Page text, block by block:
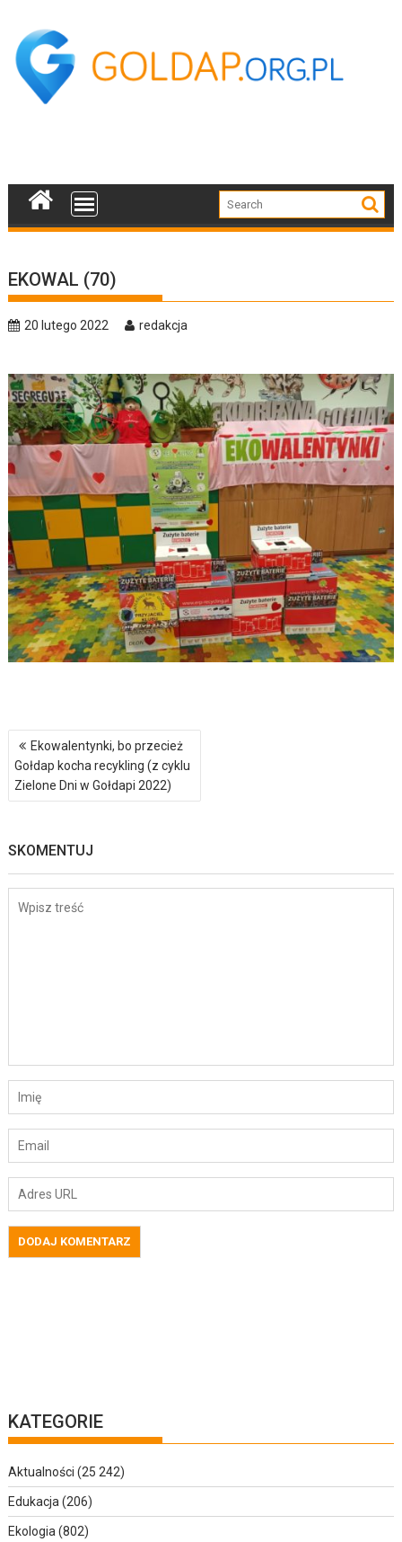
content
EKOWAL (70)
20 lutego 2022 redakcja
Nawigacja
wpisu
Ekowalentynki, bo przecież
Gołdap kocha recykling (z cyklu
Zielone Dni w Gołdapi 2022)
SKOMENTUJ
KATEGORIE
Aktualności (25 242)
Edukacja(206)
Ekologia(802)